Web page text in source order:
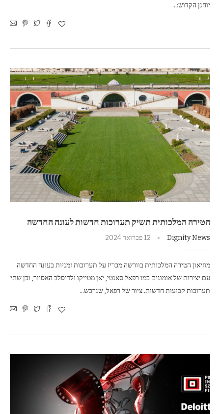
יוחנן הקדוש:…
הטירה המלכותית תשיק תערוכות חדשות לעונה החדשה
Dignity News 12 פברואר 2024
מוזיאון הטירה המלכותית בוורשה מכריז על תערוכות זמניות בעונה החדשה
עם יצירות של אומונים כמו רפאל סאנטי, יאן מטייקו ולדיסלב האסיור, וכן שתי
תערוכות קבועות חדשות. ציור של רפאל, שנרכש…